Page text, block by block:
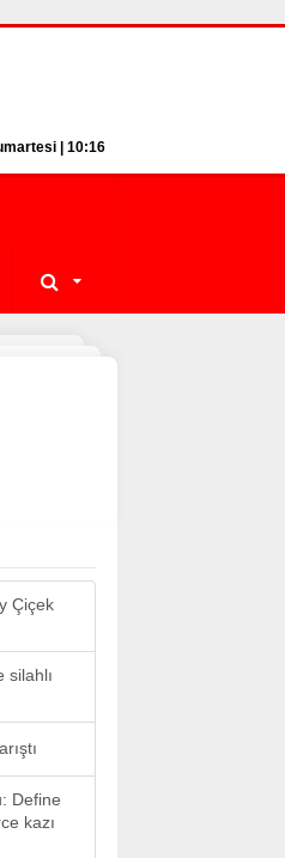
| 10:16
Çiçek
silahlı
Define
kazı